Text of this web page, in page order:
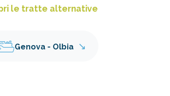
le tratte alternative
Genova - Olbia ↘